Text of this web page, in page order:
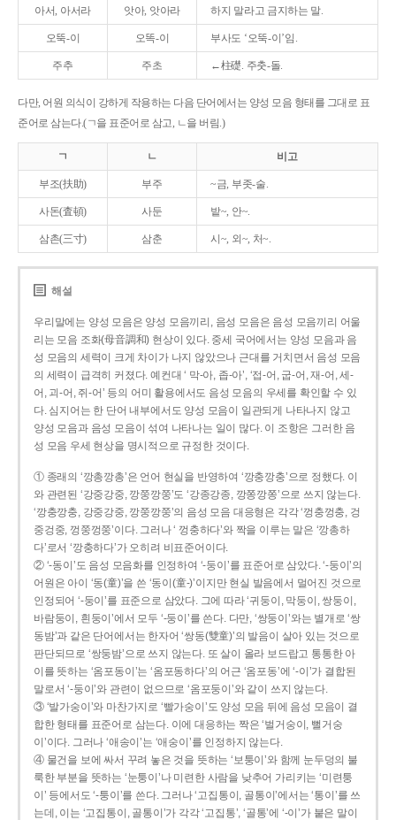
아서, 아서라 앗아, 앗아라 하지 말라고 금지하는 말.
오뚝-이 오똑-이 부사도 ‘오뚝-이’임.
주추 주초 ←柱礎. 주춧-돌.
다만, 어원 의식이 강하게 작용하는 다음 단어에서는 양성 모음 형태를 그대로 표
준어로 삼는다.(ㄱ을 표준어로 삼고, ㄴ을 버림.)
ㄱ ㄴ 비고
부조(扶助) 부주 ~금, 부좃-술.
사돈(査頓) 사둔 밭~, 안~.
삼촌(三寸) 삼춘 시~, 외~, 처~.
해설
우리말에는 양성 모음은 양성 모음끼리, 음성 모음은 음성 모음끼리 어울
리는 모음 조화(母音調和) 현상이 있다. 중세 국어에서는 양성 모음과 음
성 모음의 세력이 크게 차이가 나지 않았으나 근대를 거치면서 음성 모음
의 세력이 급격히 커졌다. 예컨대 ‘ 막-아, 좁-아’, ‘접-어, 굽-어, 재-어, 세-
어, 괴-어, 쥐-어’ 등의 어미 활용에서도 음성 모음의 우세를 확인할 수 있
다. 심지어는 한 단어 내부에서도 양성 모음이 일관되게 나타나지 않고
양성 모음과 음성 모음이 섞여 나타나는 일이 많다. 이 조항은 그러한 음
성 모음 우세 현상을 명시적으로 규정한 것이다.
① 종래의 ‘깡총깡총’은 언어 현실을 반영하여 ‘깡충깡충’으로 정했다. 이
와 관련된 ‘강중강중, 깡쭝깡쭝’도 ‘강종강종, 깡쫑깡쫑’으로 쓰지 않는다.
‘깡충깡충, 강중강중, 깡쭝깡쭝’의 음성 모음 대응형은 각각 ‘껑충껑충, 겅
중겅중, 껑쭝껑쭝’이다. 그러나 ‘ 껑충하다’와 짝을 이루는 말은 ‘깡총하
다’로서 ‘깡충하다’가 오히려 비표준어이다.
② ‘-동이’도 음성 모음화를 인정하여 ‘-둥이’를 표준어로 삼았다. ‘-둥이’의
어원은 아이 ‘동(童)’을 쓴 ‘동이(童-)’이지만 현실 발음에서 멀어진 것으로
인정되어 ‘-둥이’를 표준으로 삼았다. 그에 따라 ‘귀둥이, 막둥이, 쌍둥이,
바람둥이, 흰둥이’에서 모두 ‘-둥이’를 쓴다. 다만, ‘쌍둥이’와는 별개로 ‘쌍
동밤’과 같은 단어에서는 한자어 ‘쌍동(雙童)’의 발음이 살아 있는 것으로
판단되므로 ‘쌍둥밤’으로 쓰지 않는다. 또 살이 올라 보드랍고 통통한 아
이를 뜻하는 ‘옴포동이’는 ‘옴포동하다’의 어근 ‘옴포동’에 ‘-이’가 결합된
말로서 ‘-둥이’와 관련이 없으므로 ‘옴포둥이’와 같이 쓰지 않는다.
③ ‘발가숭이’와 마찬가지로 ‘빨가숭이’도 양성 모음 뒤에 음성 모음이 결
합한 형태를 표준어로 삼는다. 이에 대응하는 짝은 ‘벌거숭이, 뻘거숭
이’이다. 그러나 ‘애송이’는 ‘애숭이’를 인정하지 않는다.
④ 물건을 보에 싸서 꾸려 놓은 것을 뜻하는 ‘보퉁이’와 함께 눈두덩의 불
룩한 부분을 뜻하는 ‘눈퉁이’나 미련한 사람을 낮추어 가리키는 ‘미련퉁
이’ 등에서도 ‘-퉁이’를 쓴다. 그러나 ‘고집통이, 골통이’에서는 ‘통이’를 쓰
는데, 이는 ‘고집통이, 골통이’가 각각 ‘고집통’, ‘골통’에 ‘-이’가 붙은 말이